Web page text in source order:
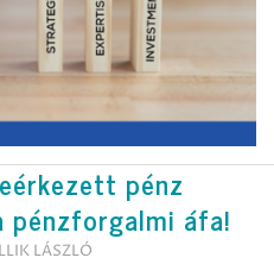
pénz
pénzforgalmi áfa!
LÁSZLÓ